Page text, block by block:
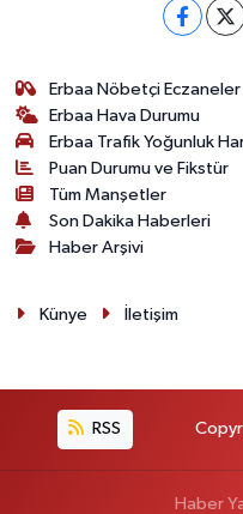
Erbaa Nöbetçi Eczaneler
Erbaa Hava Durumu
Erbaa Trafik Yoğunluk
Puan Durumu ve Fikstür
Tüm Manşetler
Son Dakika Haberleri
Haber Arşivi
Künye İletişim
RSS
Haber